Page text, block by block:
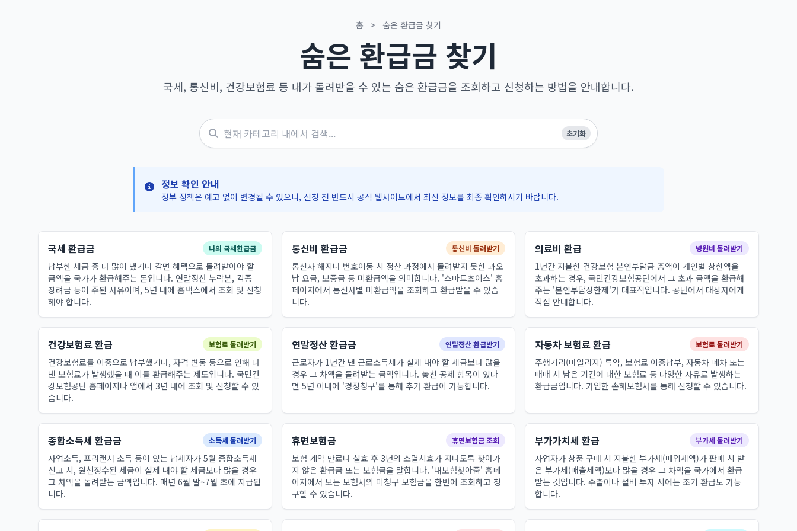
홈 > 숨은 환급금 찾기
숨은 환급금 찾기
국세, 통신비, 건강보험료 등 내가 돌려받을 수 있는 숨은 환급금을 조회하고 신청하는 방법을 안내합니다.
초기화
정보 확인 안내
정부 정책은 예고 없이 변경될 수 있으니, 신청 전 반드시 공식 웹사이트에서 최신 정보를 최종 확인하시기 바랍니다.
국세 환급금 나의 국세환급금
납부한 세금 중 더 많이 냈거나 감면 혜택으로 돌려받아야 할
금액을 국가가 환급해주는 돈입니다. 연말정산 누락분, 각종
장려금 등이 주된 사유이며, 5년 내에 홈택스에서 조회 및 신청
해야 합니다.
통신비 환급금 통신비 돌려받기
통신사 해지나 번호이동 시 정산 과정에서 돌려받지 못한 과오
납 요금, 보증금 등 미환급액을 의미합니다. '스마트초이스' 홈
페이지에서 통신사별 미환급액을 조회하고 환급받을 수 있습
니다.
의료비 환급 병원비 돌려받기
1년간 지불한 건강보험 본인부담금 총액이 개인별 상한액을
초과하는 경우, 국민건강보험공단에서 그 초과 금액을 환급해
주는 '본인부담상한제'가 대표적입니다. 공단에서 대상자에게
직접 안내합니다.
건강보험료 환급 보험료 돌려받기
건강보험료를 이중으로 납부했거나, 자격 변동 등으로 인해 더
낸 보험료가 발생했을 때 이를 환급해주는 제도입니다. 국민건
강보험공단 홈페이지나 앱에서 3년 내에 조회 및 신청할 수 있
습니다.
연말정산 환급금 연말정산 환급받기
근로자가 1년간 낸 근로소득세가 실제 내야 할 세금보다 많을
경우 그 차액을 돌려받는 금액입니다. 놓친 공제 항목이 있다
면 5년 이내에 '경정청구'를 통해 추가 환급이 가능합니다.
자동차 보험료 환급 보험료 돌려받기
주행거리(마일리지) 특약, 보험료 이중납부, 자동차 폐차 또는
매매 시 남은 기간에 대한 보험료 등 다양한 사유로 발생하는
환급금입니다. 가입한 손해보험사를 통해 신청할 수 있습니다.
종합소득세 환급금 소득세 돌려받기
사업소득, 프리랜서 소득 등이 있는 납세자가 5월 종합소득세
신고 시, 원천징수된 세금이 실제 내야 할 세금보다 많을 경우
그 차액을 돌려받는 금액입니다. 매년 6월 말~7월 초에 지급됩
니다.
휴면보험금 휴면보험금 조회
보험 계약 만료나 실효 후 3년의 소멸시효가 지나도록 찾아가
지 않은 환급금 또는 보험금을 말합니다. '내보험찾아줌' 홈페
이지에서 모든 보험사의 미청구 보험금을 한번에 조회하고 청
구할 수 있습니다.
부가가치세 환급 부가세 돌려받기
사업자가 상품 구매 시 지불한 부가세(매입세액)가 판매 시 받
은 부가세(매출세액)보다 많을 경우 그 차액을 국가에서 환급
받는 것입니다. 수출이나 설비 투자 시에는 조기 환급도 가능
합니다.